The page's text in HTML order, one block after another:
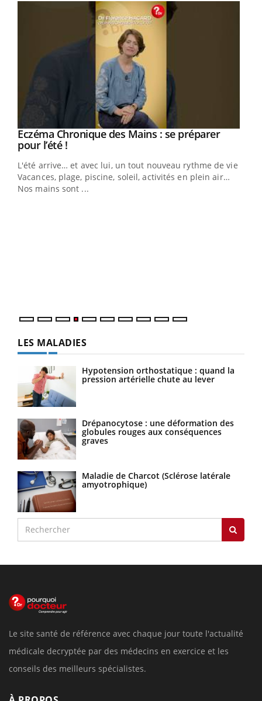
Youtube
Eczéma Chronique des Mains : se préparer
pour l’été !Youtube
L'été arrive… et avec lui, un tout nouveau rythme de vie !
Vacances, plage, piscine, soleil, activités en plein air…
Nos mains sont ...
LES MALADIES
Hypotension orthostatique : quand la
pression artérielle chute au lever
Drépanocytose : une déformation des
globules rouges aux conséquences
graves
Maladie de Charcot (Sclérose latérale
amyotrophique)
Le site santé de référence avec chaque jour toute l'actualité
médicale decryptée par des médecins en exercice et les
conseils des meilleurs spécialistes.